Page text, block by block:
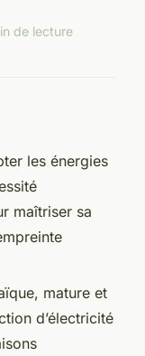
de lecture
les énergies
maîtriser sa
mature et
d’électricité